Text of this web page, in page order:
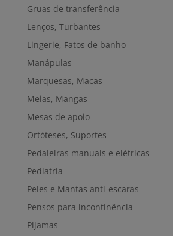
Gruas de transferência
Lenços, Turbantes
Lingerie, Fatos de banho
Manápulas
Marquesas, Macas
Meias, Mangas
Mesas de apoio
Ortóteses, Suportes
Pedaleiras manuais e elétricas
Pediatria
Peles e Mantas anti-escaras
Pensos para incontinência
Pijamas